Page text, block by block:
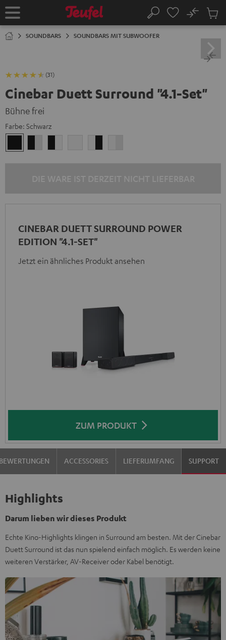
Startseite Suche
No
SOUNDBARS SOUNDBARS MIT SUBWOOFER
(31)
Cinebar Duett Surround "4.1-Set"
Bühne frei
Farbe: Schwarz
CINEBAR DUETT SURROUND POWER
EDITION "4.1-SET"
Jetzt ein ähnliches Produkt ansehen
ZUM PRODUKT
ACCESSORIES LIEFERUMFANG SUPPORT
Highlights
Darum lieben wir dieses Produkt
Echte Kino-Highlights klingen in Surround am besten. Mit der Cinebar
Duett Surround ist das nun spielend einfach möglich. Es werden keine
weiteren Verstärker, AV-Receiver oder Kabel benötigt.